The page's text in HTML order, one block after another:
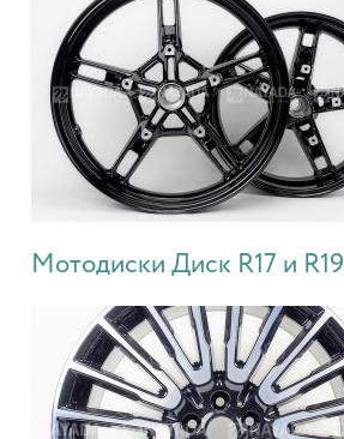
Мотодиски Диск R17 и R19